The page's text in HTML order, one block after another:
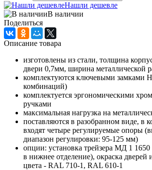
Нашли дешевле
В наличии
Поделиться
Описание товара
изготовлены из стали, толщина
двери 0,7мм, ширина металлической
комплектуются ключевыми замками
комбинаций)
комплектуется эргономическими
ручками
максимальная нагрузка на
поставляются в разобранном виде, в
входят четыре регулируемые опоры
диапазон регулировки: 95-125 мм)
опции: установка трейзера МД 1 1650
в нижнее отделение), окраска дверей
цвета - RAL 710-1, RAL 610-1